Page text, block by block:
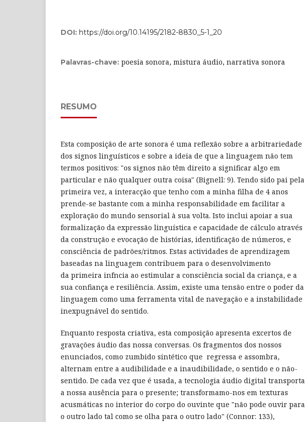
DOI: https://doi.org/10.14195/2182-8830_5-1_20
Palavras-chave: poesia sonora, mistura áudio, narrativa sonora
RESUMO
Esta composição de arte sonora é uma reflexão sobre a arbitrariedade
dos signos linguísticos e sobre a ideia de que a linguagem não tem
termos positivos: "os signos não têm direito a significar algo em
particular e não qualquer outra coisa" (Bignell: 9). Tendo sido pai pela
primeira vez, a interacção que tenho com a minha filha de 4 anos
prende-se bastante com a minha responsabilidade em facilitar a
exploração do mundo sensorial à sua volta. Isto inclui apoiar a sua
formalização da expressão linguística e capacidade de cálculo através
da construção e evocação de histórias, identificação de números, e
consciência de padrões/ritmos. Estas actividades de aprendizagem
baseadas na linguagem contribuem para o desenvolvimento
da primeira infncia ao estimular a consciência social da criança, e a
sua confiança e resiliência. Assim, existe uma tensão entre o poder da
linguagem como uma ferramenta vital de navegação e a instabilidade
inexpugnável do sentido.
Enquanto resposta criativa, esta composição apresenta excertos de
gravações áudio das nossa conversas. Os fragmentos dos nossos
enunciados, como zumbido sintético que regressa e assombra,
alternam entre a audibilidade e a inaudibilidade, o sentido e o não-
sentido. De cada vez que é usada, a tecnologia áudio digital transporta
a nossa ausência para o presente; transformamo-nos em texturas
acusmáticas no interior do corpo do ouvinte que "não pode ouvir para
o outro lado tal como se olha para o outro lado" (Connor: 133),